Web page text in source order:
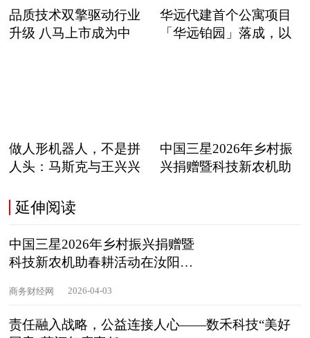
品质技术双擎驱动行业
升级 八马上市成为中
华远代建首个公寓项目
「华远铂园」落成，以
做人形机器人，不是拼
人头：马斯克与王兴兴
中国三星2026年乡村振
兴捐赠暨科技新农机助
延伸阅读
中国三星2026年乡村振兴捐赠暨
科技新农机助春耕活动在汝阳举
商务财经网 2026-04-03
责任融入战略，公益连接人心——数禾科技“美好